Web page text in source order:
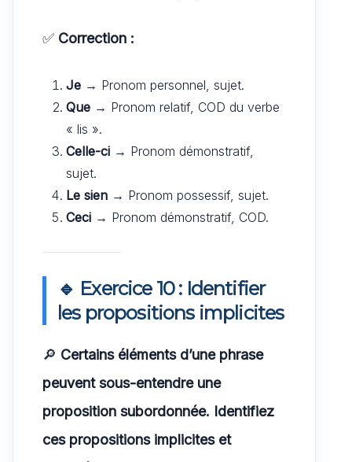
✅ Correction :
Je → Pronom personnel, sujet.
Que → Pronom relatif, COD du verbe
« lis ».
Celle-ci → Pronom démonstratif,
sujet.
Le sien → Pronom possessif, sujet.
Ceci → Pronom démonstratif, COD.
🔹 Exercice 10 : Identifier
les propositions implicites
🔎 Certains éléments d’une phrase
peuvent sous-entendre une
proposition subordonnée. Identifiez
ces propositions implicites et